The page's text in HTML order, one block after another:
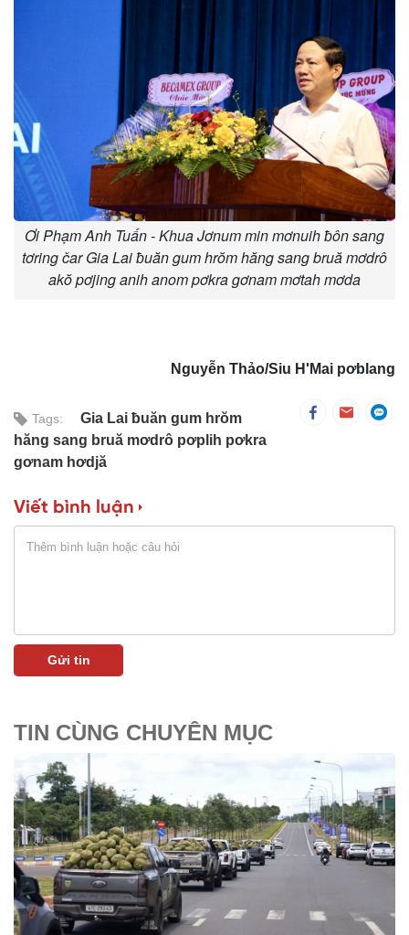
Ơi Phạm Anh Tuấn - Khua Jơnum min mơnuih ƀôn sang
tơring čar Gia Lai ƀuăn gum hrŏm hăng sang bruă mơdrô
akŏ pơjing anih anom pơkra gơnam mơtah mơda
Nguyễn Thảo/Siu H'Mai pơblang
Tags:
Gia Lai ƀuăn gum hrŏm
hăng sang bruă mơdrô pơplih pơkra
gơnam hơdjă
Viết bình luận
TIN CÙNG CHUYÊN MỤC